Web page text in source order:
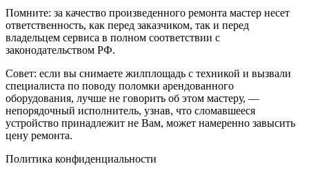
Помните: за качество произведенного ремонта мастер несет
ответственность, как перед заказчиком, так и перед
владельцем сервиса в полном соответствии с
законодательством РФ.
Совет: если вы снимаете жилплощадь с техникой и вызвали
специалиста по поводу поломки арендованного
оборудования, лучше не говорить об этом мастеру, —
непорядочный исполнитель, узнав, что сломавшееся
устройство принадлежит не Вам, может намеренно завысить
цену ремонта.
Политика конфиденциальности